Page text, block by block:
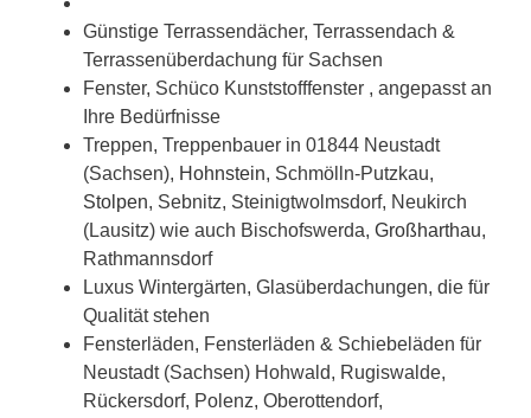
Günstige Terrassendächer, Terrassendach &
Terrassenüberdachung für Sachsen
Fenster, Schüco Kunststofffenster , angepasst an
Ihre Bedürfnisse
Treppen, Treppenbauer in 01844 Neustadt
(Sachsen), Hohnstein, Schmölln-Putzkau,
Stolpen, Sebnitz, Steinigtwolmsdorf, Neukirch
(Lausitz) wie auch Bischofswerda, Großharthau,
Rathmannsdorf
Luxus Wintergärten, Glasüberdachungen, die für
Qualität stehen
Fensterläden, Fensterläden & Schiebeläden für
Neustadt (Sachsen) Hohwald, Rugiswalde,
Rückersdorf, Polenz, Oberottendorf,